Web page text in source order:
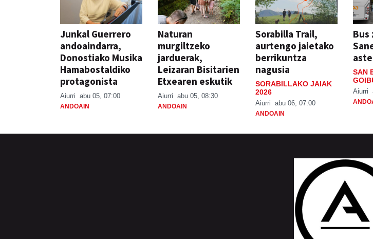
Junkal Guerrero
andoaindarra,
Donostiako Musika
Hamabostaldiko
protagonista
Aiurri abu 05, 07:00
ANDOAIN
Naturan
murgiltzeko
jarduerak,
Leizaran Bisitarien
Etxearen eskutik
Aiurri abu 05, 08:30
ANDOAIN
Sorabilla Trail,
aurtengo jaietako
berrikuntza
nagusia
SORABILLAKO JAIAK
2026
Aiurri abu 06, 07:00
ANDOAIN
Bus
SAN
Aiurri